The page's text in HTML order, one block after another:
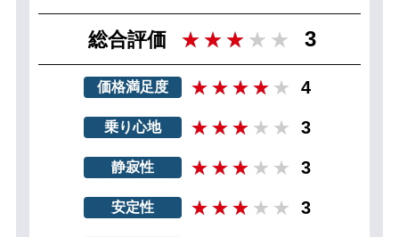
総合評価 3
価格満足度 4
乗り心地 3
静寂性 3
安定性 3